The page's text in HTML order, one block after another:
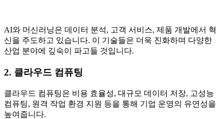
AI와 머신러닝은 데이터 분석, 고객 서비스, 제품 개발에서 혁
신을 주도하고 있습니다. 이 기술들은 더욱 진화하며 다양한
산업 분야에 깊숙이 파고들 것입니다.
2. 클라우드 컴퓨팅
클라우드 컴퓨팅은 비용 효율성, 대규모 데이터 저장, 고성능
컴퓨팅, 원격 작업 환경 지원 등을 통해 기업 운영의 유연성을
높여줍니다.